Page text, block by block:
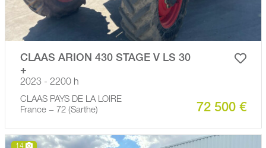
CLAAS ARION 430 STAGE V LS 30
+
2023 - 2200 h
CLAAS PAYS DE LA LOIRE
France − 72 (Sarthe)
72 500 €
14